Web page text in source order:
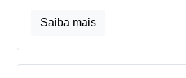
Saiba mais